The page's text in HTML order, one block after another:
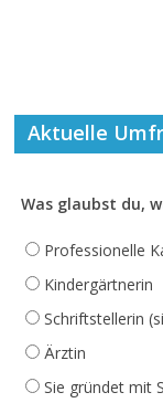
Aktuelle
Was glaubst du,
Professionelle
Kindergärtnerin
Schriftstellerin
Ärztin
Sie gründet mit